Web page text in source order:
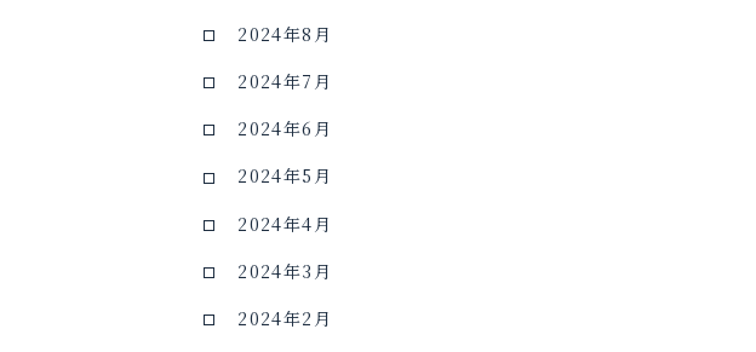
2024年8月
2024年7月
2024年6月
2024年5月
2024年4月
2024年3月
2024年2月